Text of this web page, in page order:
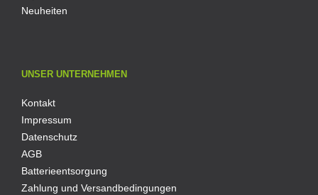
Neuheiten
UNSER UNTERNEHMEN
Kontakt
Impressum
Datenschutz
AGB
Batterieentsorgung
Zahlung und Versandbedingungen